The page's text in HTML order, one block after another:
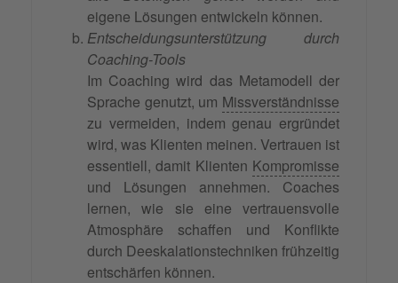
eigene Lösungen entwickeln können.
Entscheidungsunterstützung durch
Coaching-Tools
Im Coaching wird das Metamodell der
Sprache genutzt, um Missverständnisse
zu vermeiden, indem genau ergründet
wird, was Klienten meinen. Vertrauen ist
essentiell, damit Klienten Kompromisse
und Lösungen annehmen. Coaches
lernen, wie sie eine vertrauensvolle
Atmosphäre schaffen und Konflikte
durch Deeskalationstechniken frühzeitig
entschärfen können.